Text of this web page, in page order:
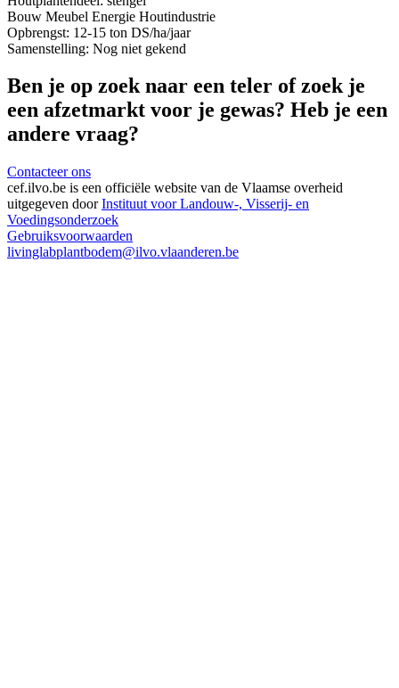
Bouw Meubel Energie Houtindustrie
Opbrengst: 12-15 ton DS/ha/jaar
Samenstelling: Nog niet gekend
Ben je op zoek naar een teler of zoek je
een afzetmarkt voor je gewas? Heb je een
andere vraag?
Contacteer ons
cef.ilvo.be is een officiële website van de Vlaamse overheid
uitgegeven doorInstituut voor Landouw-, Visserij- en
Voedingsonderzoek
Gebruiksvoorwaarden
livinglabplantbodem@ilvo.vlaanderen.be